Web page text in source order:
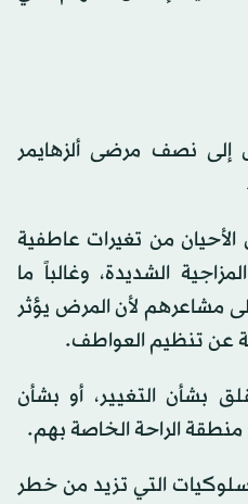
إلى نصف مرضى ألزهايمر
من تغيرات عاطفية
الشديدة، وغالباً ما
مشاعرهم لأن المرض يؤثر
عن تنظيم العواطف.
بشأن التغيير، أو بشأن
الراحة الخاصة بهم.
التي تزيد من خطر